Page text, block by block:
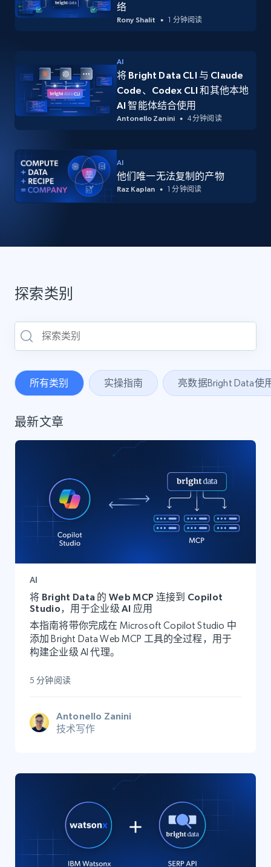
络
Rony Shalit 1 分钟阅读
AI
将 Bright Data CLI 与 Claude
Code、Codex CLI 和其他本地
AI 智能体结合使用
Antonello Zanini 4 分钟阅读
AI
他们唯一无法复制的产物
Raz Kaplan 1 分钟阅读
探索类别
所有类别 实操指南 亮数据Bright Data使
最新文章
AI
将 Bright Data 的 Web MCP 连接到 Copilot
Studio，用于企业级 AI 应用
本指南将带你完成在 Microsoft Copilot Studio 中
添加 Bright Data Web MCP 工具的全过程，用于
构建企业级 AI 代理。
5 分钟阅读
Antonello Zanini
技术写作